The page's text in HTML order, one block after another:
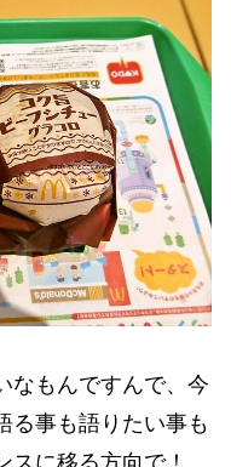
なもんですんで、今
る事も語りたい事も